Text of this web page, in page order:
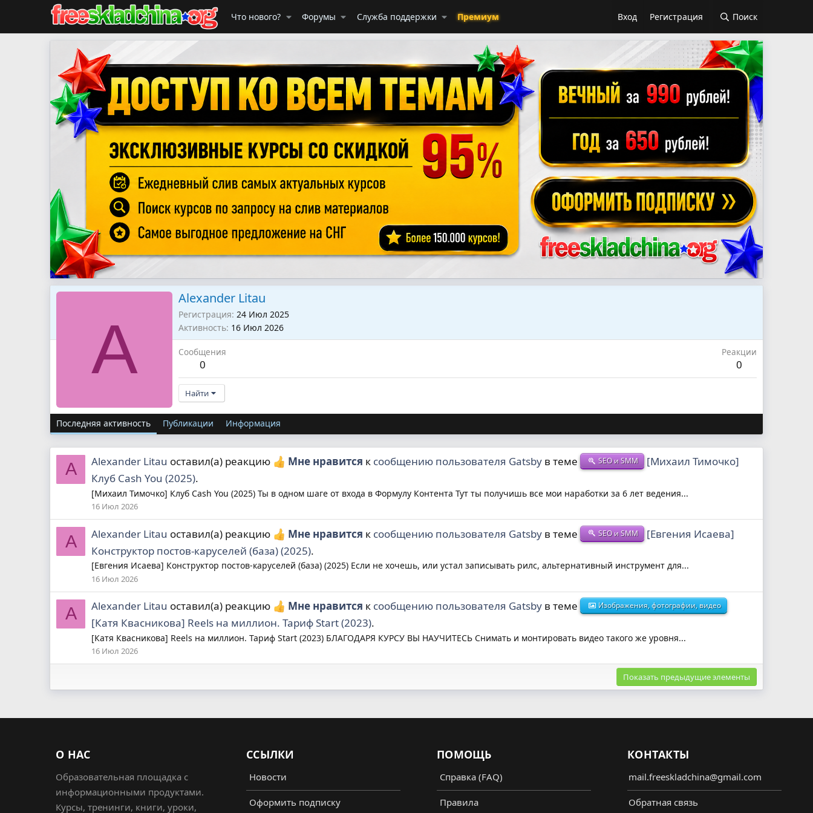
Что нового? Форумы Служба поддержки Премиум Вход Регистрация Поиск
A
Alexander Litau
Регистрация 24 Июл 2025
Активность 16 Июл 2026
Сообщения
0
Реакции
0
Найти
Последняя активность Публикации Информация
A Alexander Litau оставил(а) реакцию Мне нравится к сообщению пользователя Gatsby в теме SEO и SMM
[Михаил Тимочко]
Клуб Cash You (2025).
[Михаил Тимочко] Клуб Cash You (2025) Ты в одном шаге от входа в Формулу Контента Тут ты получишь все мои наработки за 6 лет ведения...
16 Июл 2026
A Alexander Litau оставил(а) реакцию Мне нравится к сообщению пользователя Gatsby в теме SEO и SMM
[Евгения Исаева]
Конструктор постов-каруселей (база) (2025).
[Евгения Исаева] Конструктор постов-каруселей (база) (2025) Если не хочешь, или устал записывать рилс, альтернативный инструмент для...
16 Июл 2026
A Alexander Litau оставил(а) реакцию Мне нравится к сообщению пользователя Gatsby в теме Изображения, фотографии, видео
[Катя Квасникова] Reels на миллион. Тариф Start (2023).
[Катя Квасникова] Reels на миллион. Тариф Start (2023) БЛАГОДАРЯ КУРСУ ВЫ НАУЧИТЕСЬ Снимать и монтировать видео такого же уровня...
16 Июл 2026
Показать предыдущие элементы
О НАС
Образовательная площадка с
информационными продуктами.
Курсы, тренинги, книги, уроки,
ССЫЛКИ
Новости
Оформить подписку
ПОМОЩЬ
Справка (FAQ)
Правила
КОНТАКТЫ
mail.freeskladchina@gmail.com
Обратная связь